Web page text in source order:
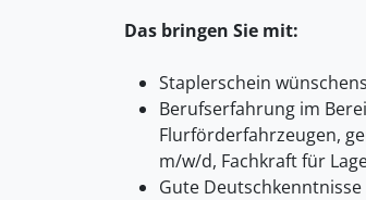
Das bringen Sie mit:
Staplerschein
Berufserfahrung im
Flurförderfahrzeugen,
m/w/d, Fachkraft für
Gute